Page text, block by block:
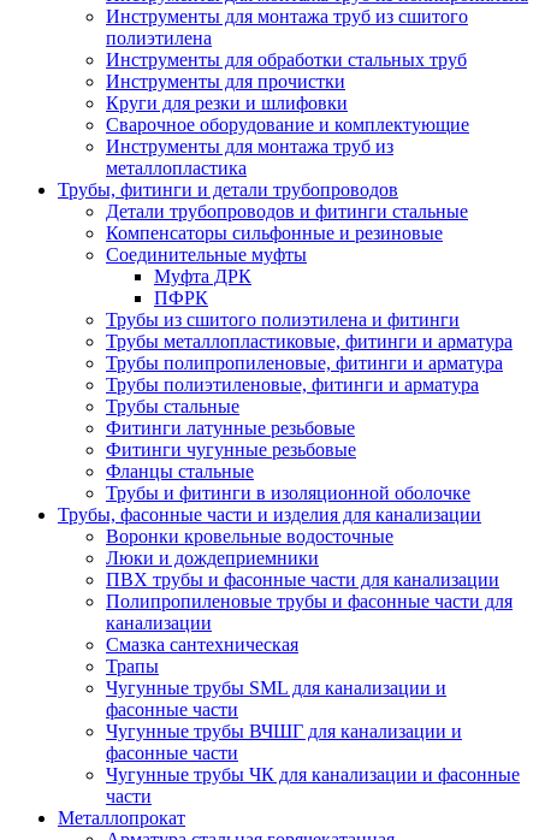
Инструменты для монтажа труб из сшитого
полиэтилена
Инструменты для обработки стальных труб
Инструменты для прочистки
Круги для резки и шлифовки
Сварочное оборудование и комплектующие
Инструменты для монтажа труб из
металлопластика
Трубы, фитинги и детали трубопроводов
Детали трубопроводов и фитинги стальные
Компенсаторы сильфонные и резиновые
Соединительные муфты
Муфта ДРК
ПФРК
Трубы из сшитого полиэтилена и фитинги
Трубы металлопластиковые, фитинги и арматура
Трубы полипропиленовые, фитинги и арматура
Трубы полиэтиленовые, фитинги и арматура
Трубы стальные
Фитинги латунные резьбовые
Фитинги чугунные резьбовые
Фланцы стальные
Трубы и фитинги в изоляционной оболочке
Трубы, фасонные части и изделия для канализации
Воронки кровельные водосточные
Люки и дождеприемники
ПВХ трубы и фасонные части для канализации
Полипропиленовые трубы и фасонные части для
канализации
Смазка сантехническая
Трапы
Чугунные трубы SML для канализации и
фасонные части
Чугунные трубы ВЧШГ для канализации и
фасонные части
Чугунные трубы ЧК для канализации и фасонные
части
Металлопрокат